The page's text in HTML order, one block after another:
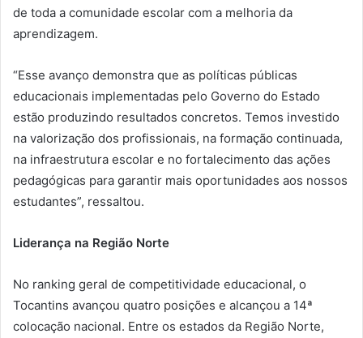
de toda a comunidade escolar com a melhoria da
aprendizagem.
“Esse avanço demonstra que as políticas públicas
educacionais implementadas pelo Governo do Estado
estão produzindo resultados concretos. Temos investido
na valorização dos profissionais, na formação continuada,
na infraestrutura escolar e no fortalecimento das ações
pedagógicas para garantir mais oportunidades aos nossos
estudantes”, ressaltou.
Liderança na Região Norte
No ranking geral de competitividade educacional, o
Tocantins avançou quatro posições e alcançou a 14ª
colocação nacional. Entre os estados da Região Norte,